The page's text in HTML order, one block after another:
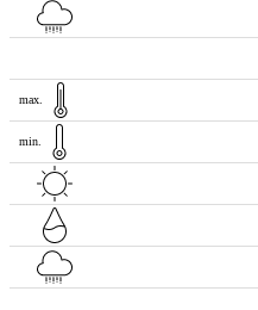
max.
min.